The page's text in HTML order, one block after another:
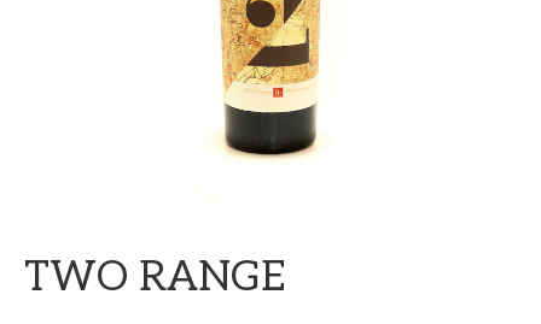
TWO RANGE